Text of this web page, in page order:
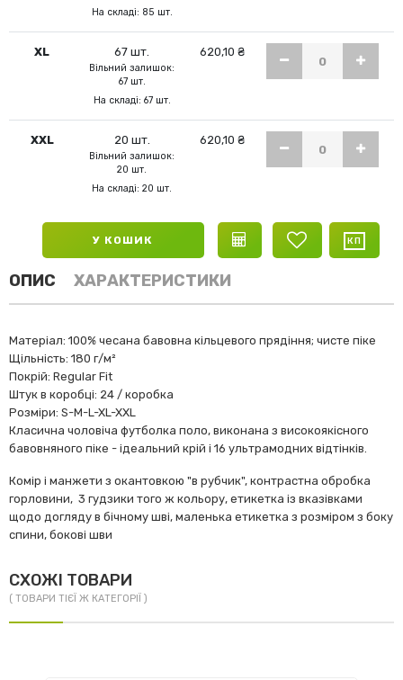
На складі: 85 шт.
XL 67 шт.
Вільний залишок:
67 шт.
На складі: 67 шт.
620,10 ₴
XXL 20 шт.
Вільний залишок:
20 шт.
На складі: 20 шт.
620,10 ₴
У КОШИК
ОПИС ХАРАКТЕРИСТИКИ
Матеріал: 100% чесана бавовна кільцевого прядіння; чисте піке
Щільність: 180 г/м²
Покрій: Regular Fit
Штук в коробці: 24 / коробка
Розміри: S-M-L-XL-XXL
Класична чоловіча футболка поло, виконана з високоякісного
бавовняного піке - ідеальний крій і 16 ультрамодних відтінків.
Комір і манжети з окантовкою "в рубчик", контрастна обробка
горловини, 3 гудзики того ж кольору, етикетка із вказівками
щодо догляду в бічному шві, маленька етикетка з розміром з боку
спини, бокові шви
СХОЖІ ТОВАРИ
( ТОВАРИ ТІЄЇ Ж КАТЕГОРІЇ )